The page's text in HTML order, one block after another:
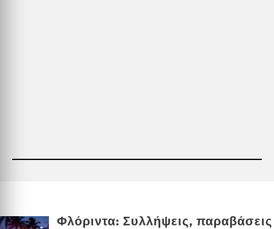
Φλόριντα: Συλλήψεις, παραβάσεις